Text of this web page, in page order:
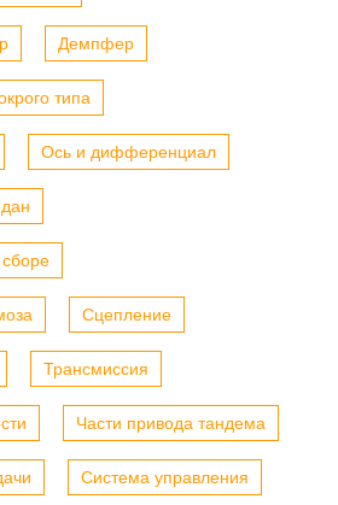
Демпфер
типа
Ось и дифференциал
Сцепление
Трансмиссия
Части привода тандема
Система управления